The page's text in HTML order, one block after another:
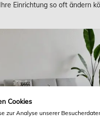
Einrichtung so oft ändern
Cookies
zur Analyse unserer